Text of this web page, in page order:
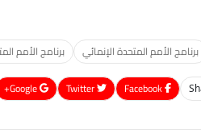
برنامج الأمم المتحدة الإنمائي برنامج الأمم
Google+